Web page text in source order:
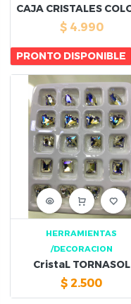
$ 4.990
PRONTO DISPONIBLE
HERRAMIENTAS
/DECORACION
CristaL TORNASOL
$2.500